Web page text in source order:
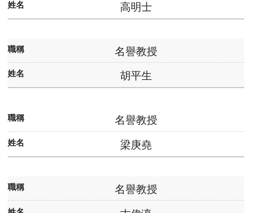
版
相
關
首
頁
灣
大
高明士
名譽教授
胡平生
名譽教授
梁庚堯
名譽教授